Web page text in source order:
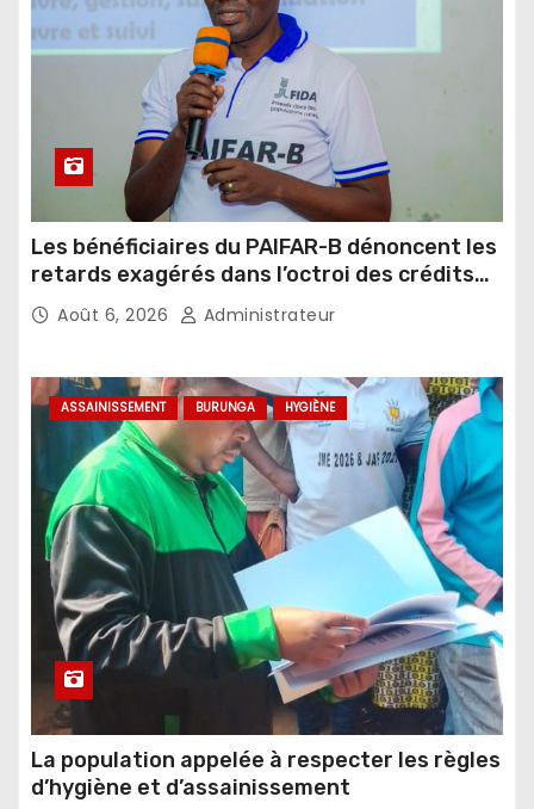
Les bénéficiaires du PAIFAR-B dénoncent les
retards exagérés dans l’octroi des crédits
agricoles
Août 6, 2026 Administrateur
ASSAINISSEMENT BURUNGA HYGIÈNE
La population appelée à respecter les règles
d’hygiène et d’assainissement